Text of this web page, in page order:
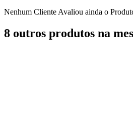
Nenhum Cliente Avaliou ainda o
8 outros produtos na